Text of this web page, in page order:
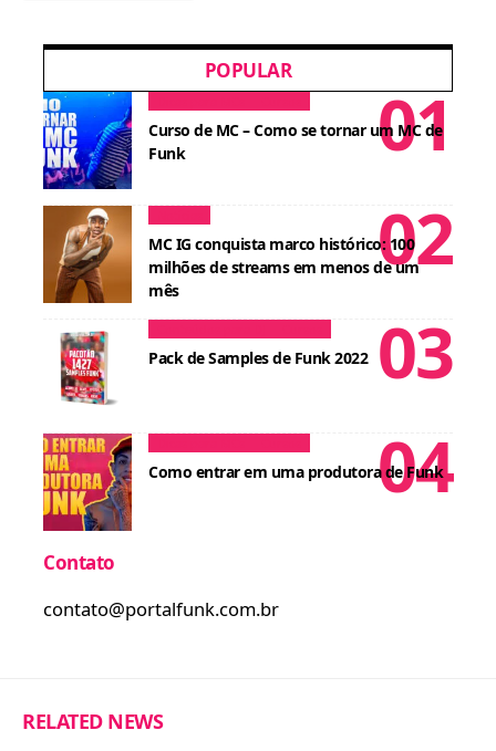
POPULAR
Curso de MC – Como se tornar um MC de
Funk
MC IG conquista marco histórico: 100
milhões de streams em menos de um
mês
Pack de Samples de Funk 2022
Como entrar em uma produtora de Funk
Contato
contato@portalfunk.com.br
RELATED NEWS